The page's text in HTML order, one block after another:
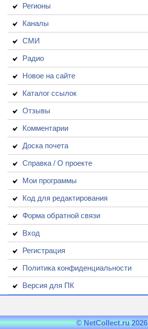
Регионы
Каналы
СМИ
Радио
Новое на сайте
Каталог ссылок
Отзывы
Комментарии
Доска почета
Справка / О проекте
Мои программы
Код для редактирования
Форма обратной связи
Вход
Регистрация
Политика конфиденциальности
Версия для ПК
© NetCollect.ru 2026